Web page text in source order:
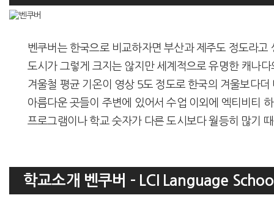
벤쿠버는 한국으로 비교하자면 부산과 제주도 정도라
도시가 그렇게 크지는 않지만 세계적으로 유명한 캐나
겨울철 평균 기온이 영상 5도 정도로 한국의 겨울보다
아름다운 곳들이 주변에 있어서 수업 이외에 엑티비티
프로그램이나 학교 숫자가 다른 도시보다 월등히 많기
학교소개 벤쿠버 - LCI Language